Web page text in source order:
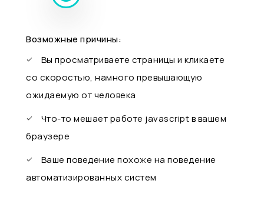
Возможные причины:
Вы просматриваете страницы и кликаете
со скоростью, намного превышающую
ожидаемую от человека
Что-то мешает работе javascript в вашем
браузере
Ваше поведение похоже на поведение
автоматизированных систем